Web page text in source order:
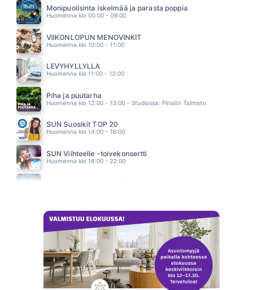
SAMULI EDELMANN
05.28
HUHU
05.24
Monipuolisinta iskelmää ja parasta poppia
Huomenna klo 00:00 - 09:00
VIIKONLOPUN MENOVINKIT
Huomenna klo 10:00 - 11:00
LEVYHYLLYLLÄ
Huomenna klo 11:00 - 12:00
Piha ja puutarha
Huomenna klo 12:00 - 13:00 - Studiossa: Pinsiön Taimisto
SUN Suosikit TOP 20
Huomenna klo 14:00 - 16:00
SUN Viihteelle -toivekonsertti
Huomenna klo 18:00 - 22:00